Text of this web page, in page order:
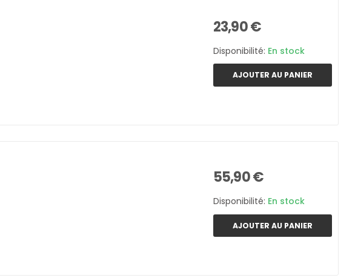
23,90 €
Disponibilité: En stock
AJOUTER AU PANIER
55,90 €
Disponibilité: En stock
AJOUTER AU PANIER